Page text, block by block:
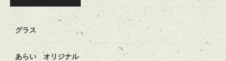
グラス
あらい オリジナル